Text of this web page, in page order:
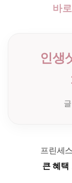
바
인생
프린세
큰 혜택